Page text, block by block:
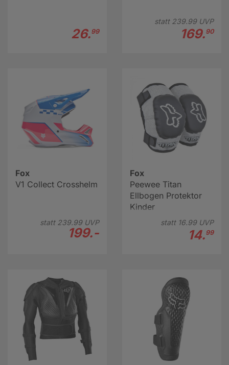
26.99
statt 239.99UVP
169.90
Fox
V1 Collect Crosshelm
statt 239.99UVP
199.-
Fox
Peewee Titan
Ellbogen Protektor
Kinder
statt 16.99UVP
14.99